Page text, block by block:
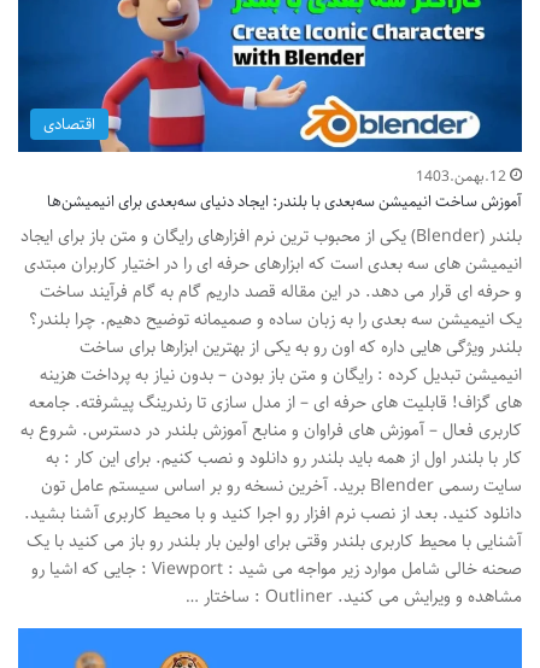
اقتصادی
12.بهمن.1403
آموزش ساخت انیمیشن سه‌بعدی با بلندر: ایجاد دنیای سه‌بعدی برای انیمیشن‌ها
بلندر (Blender) یکی از محبوب ترین نرم افزارهای رایگان و متن باز برای ایجاد
انیمیشن های سه بعدی است که ابزارهای حرفه ای را در اختیار کاربران مبتدی
و حرفه ای قرار می دهد. در این مقاله قصد داریم گام به گام فرآیند ساخت
یک انیمیشن سه بعدی را به زبان ساده و صمیمانه توضیح دهیم. چرا بلندر؟
بلندر ویژگی هایی داره که اون رو به یکی از بهترین ابزارها برای ساخت
انیمیشن تبدیل کرده : رایگان و متن باز بودن – بدون نیاز به پرداخت هزینه
های گزاف! قابلیت های حرفه ای – از مدل سازی تا رندرینگ پیشرفته. جامعه
کاربری فعال – آموزش های فراوان و منابع آموزش بلندر در دسترس. شروع به
کار با بلندر اول از همه باید بلندر رو دانلود و نصب کنیم. برای این کار : به
سایت رسمی Blender برید. آخرین نسخه رو بر اساس سیستم عامل تون
دانلود کنید. بعد از نصب نرم افزار رو اجرا کنید و با محیط کاربری آشنا بشید.
آشنایی با محیط کاربری بلندر وقتی برای اولین بار بلندر رو باز می کنید با یک
صحنه خالی شامل موارد زیر مواجه می شید : Viewport : جایی که اشیا رو
مشاهده و ویرایش می کنید. Outliner : ساختار …